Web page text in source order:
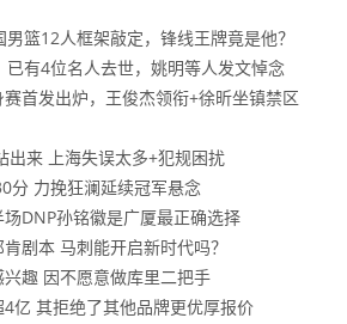
篮12人框架敲定，锋线王牌竟是他？
有4位名人去世，姚明等人发文悼念
首发出炉，王俊杰领衔+徐昕坐镇禁区
出来 上海失误太多+犯规困扰
分 力挽狂澜延续冠军悬念
DNP孙铭徽是广厦最正确选择
剧本 马刺能开启新时代吗？
趣 因不愿意做库里二把手
亿 其拒绝了其他品牌更优厚报价